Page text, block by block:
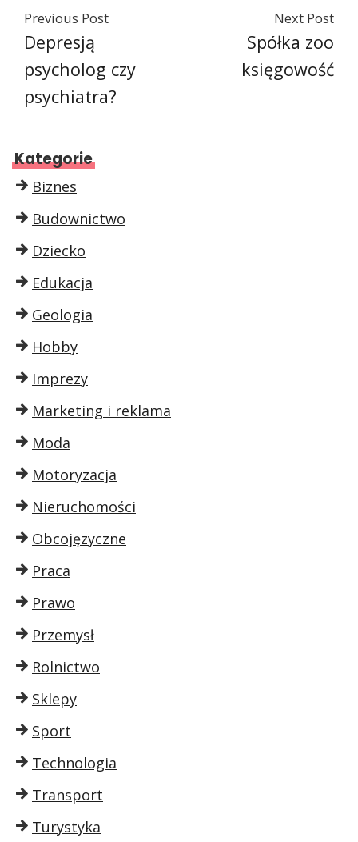
Previous Post
Depresją
psycholog czy
psychiatra?
Next Post
Spółka zoo
księgowość
Kategorie
Biznes
Budownictwo
Dziecko
Edukacja
Geologia
Hobby
Imprezy
Marketing i reklama
Moda
Motoryzacja
Nieruchomości
Obcojęzyczne
Praca
Prawo
Przemysł
Rolnictwo
Sklepy
Sport
Technologia
Transport
Turystyka